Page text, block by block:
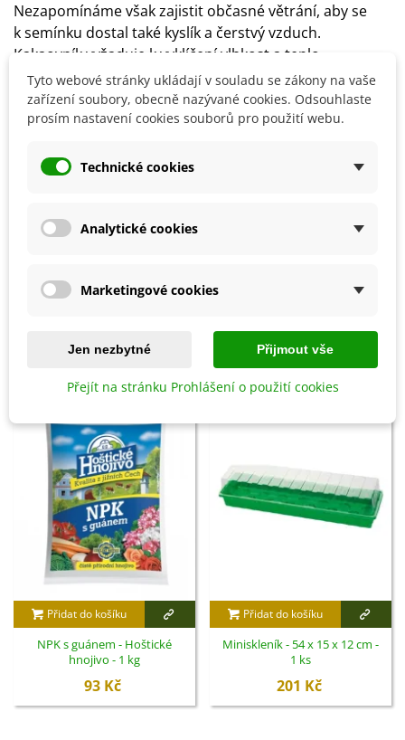
Nezapomínáme však zajistit občasné větrání, aby se
k semínku dostal také kyslík a čerstvý vzduch.
Kakaovník vyžaduje k vyklíčení vlhkost a teplo.
Rostlina je však na příliv přímého slunce citlivá a slunce
jí může sežehnout listy, proto ji umisťujeme na světlo,
nikoliv však na přímé slunce
Plody kakaovníky se nejprve nadrtí na prášek a posléze
máslo. Je možné z nich však připravit také zavařeniny.
červené, když vyrůstají. Dřevo kakaovníku je žluté až
červené, strom dorůstá 4 až 8 metrů.
SOUVISEJÍCÍ PRODUKTY
Přidat do košíku
NPK s guánem - Hoštické
hnojivo - 1 kg
93 Kč
Přidat do košíku
Miniskleník - 54 x 15 x 12 cm -
1 ks
201 Kč
Tyto webové stránky ukládají v souladu se zákony na vaše
zařízení soubory, obecně nazývané cookies. Odsouhlaste
prosím nastavení cookies souborů pro použití webu.
Technické cookies
Analytické cookies
Marketingové cookies
Jen nezbytné Přijmout vše
Přejít na stránku Prohlášení o použití cookies